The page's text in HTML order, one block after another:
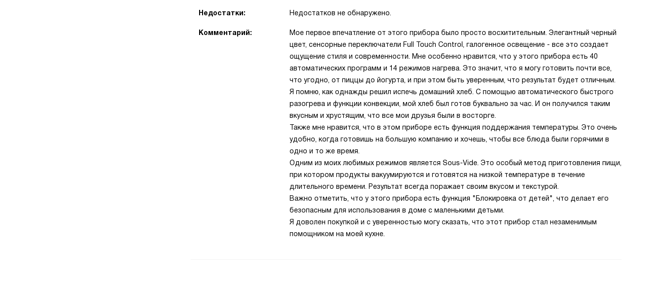
Недостатки: Недостатков не обнаружено.
Комментарий:
Мое первое впечатление от этого прибора было просто восхитительным. Элегантный черный
цвет, сенсорные переключатели Full Touch Control, галогенное освещение - все это создает
ощущение стиля и современности. Мне особенно нравится, что у этого прибора есть 40
автоматических программ и 14 режимов нагрева. Это значит, что я могу готовить почти все,
что угодно, от пиццы до йогурта, и при этом быть уверенным, что результат будет отличным.
Я помню, как однажды решил испечь домашний хлеб. С помощью автоматического быстрого
разогрева и функции конвекции, мой хлеб был готов буквально за час. И он получился таким
вкусным и хрустящим, что все мои друзья были в восторге.
Также мне нравится, что в этом приборе есть функция поддержания температуры. Это очень
удобно, когда готовишь на большую компанию и хочешь, чтобы все блюда были горячими в
одно и то же время.
Одним из моих любимых режимов является Sous-Vide. Это особый метод приготовления пищи,
при котором продукты вакуумируются и готовятся на низкой температуре в течение
длительного времени. Результат всегда поражает своим вкусом и текстурой.
Важно отметить, что у этого прибора есть функция "Блокировка от детей", что делает его
безопасным для использования в доме с маленькими детьми.
Я доволен покупкой и с уверенностью могу сказать, что этот прибор стал незаменимым
помощником на моей кухне.